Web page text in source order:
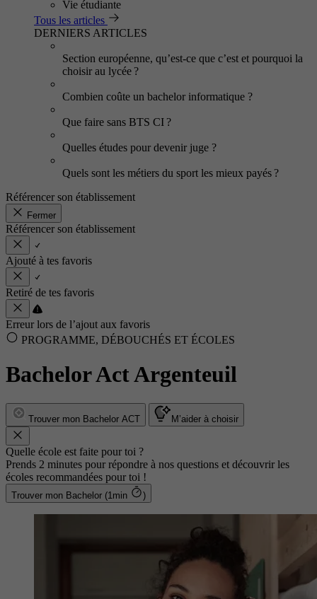
Vie étudiante
Tous les articles
DERNIERS ARTICLES
Section européenne, qu’est-ce que c’est et pourquoi la
choisir au lycée ?
Combien coûte un bachelor informatique ?
Que faire sans BTS CI ?
Quelles études pour devenir juge ?
Quels sont les métiers du sport les mieux payés ?
Référencer son établissement
Fermer
Référencer son établissement
Ajouté à tes favoris
Retiré de tes favoris
Erreur lors de l’ajout aux favoris
PROGRAMME, DÉBOUCHÉS ET ÉCOLES
Bachelor Act Argenteuil
Trouver mon Bachelor ACT M’aider à choisir
Quelle école est faite pour toi ?
Prends 2 minutes pour répondre à nos questions et découvrir les
écoles recommandées pour toi !
Trouver mon Bachelor (1min )